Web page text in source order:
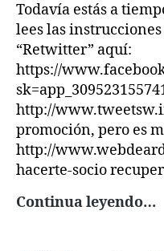
Todavía estás a
lees las instrucciones
“Retwitter” aquí:
https://
http://
promoción, pero es
http://
hacerte-socio
Continua leyendo…